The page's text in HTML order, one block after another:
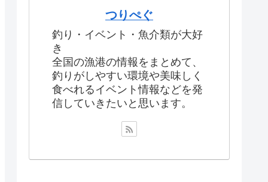
つりぺぐ
釣り・イベント・魚介類が大好
き
全国の漁港の情報をまとめて、
釣りがしやすい環境や美味しく
食べれるイベント情報などを発
信していきたいと思います。